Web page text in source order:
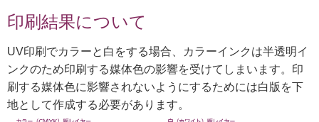
印刷結果について
UV印刷でカラーと白をする場合、カラーインクは半透明イ
ンクのため印刷する媒体色の影響を受けてしまいます。印
刷する媒体色に影響されないようにするためには白版を下
地として作成する必要があります。